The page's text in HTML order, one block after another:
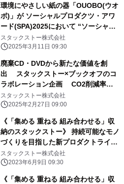
環境にやさしい紙の器「OUOBO(ウオ
ボ)」が ソーシャルプロダクツ・アワ
ード(SPA)2025において “ソーシャル
プロダクツ賞”を受賞
スタックストー株式会社
2025年3月11日 09:30
廃棄CD・DVDから新たな価値を創
出 スタックストー×ブックオフのコ
ラボレーション企画 CO2削減率
82.6％のCDプラ サステナブル収納バ
ケットを 一部店舗で販売開始
スタックストー株式会社
2025年2月27日 09:00
《「集める 重ねる 組み合わせる」収
納のスタックストー》 持続可能なモノ
づくりを目指した新プロダクトライン
3種 2023年7月より順次発売
スタックストー株式会社
2023年6月9日 09:30
《「集める 重ねる 組み合わせる」収